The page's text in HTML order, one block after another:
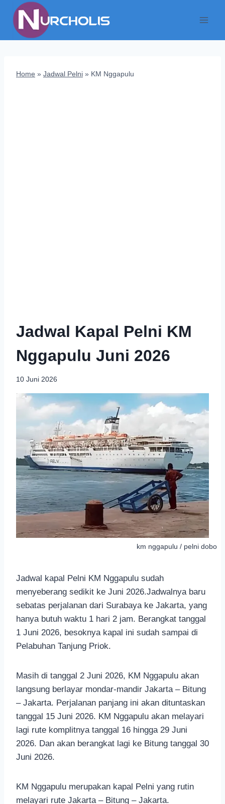
content
Home » Jadwal Pelni » KM Nggapulu
Jadwal Kapal Pelni KM
Nggapulu Juni 2026
10 Juni 2026
km nggapulu / pelni dobo
Jadwal kapal Pelni KM Nggapulu sudah
menyeberang sedikit ke Juni 2026.Jadwalnya baru
sebatas perjalanan dari Surabaya ke Jakarta, yang
hanya butuh waktu 1 hari 2 jam. Berangkat tanggal
1 Juni 2026, besoknya kapal ini sudah sampai di
Pelabuhan Tanjung Priok.
Masih di tanggal 2 Juni 2026, KM Nggapulu akan
langsung berlayar mondar-mandir Jakarta – Bitung
– Jakarta. Perjalanan panjang ini akan dituntaskan
tanggal 15 Juni 2026. KM Nggapulu akan melayari
lagi rute komplitnya tanggal 16 hingga 29 Juni
2026. Dan akan berangkat lagi ke Bitung tanggal 30
Juni 2026.
KM Nggapulu merupakan kapal Pelni yang rutin
melayari rute Jakarta – Bitung – Jakarta.